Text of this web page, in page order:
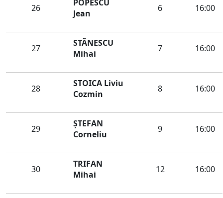
26
POPESCU
Jean
6 16:00
27
STĂNESCU
Mihai
7 16:00
28
STOICA Liviu
Cozmin
8 16:00
29
ŞTEFAN
Corneliu
9 16:00
30
TRIFAN
Mihai
12 16:00